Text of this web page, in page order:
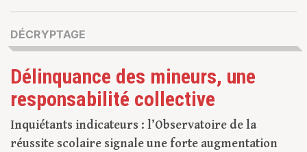
DÉCRYPTAGE
Délinquance des mineurs, une
responsabilité collective
Inquiétants indicateurs : l’Observatoire de la
réussite scolaire signale une forte augmentation